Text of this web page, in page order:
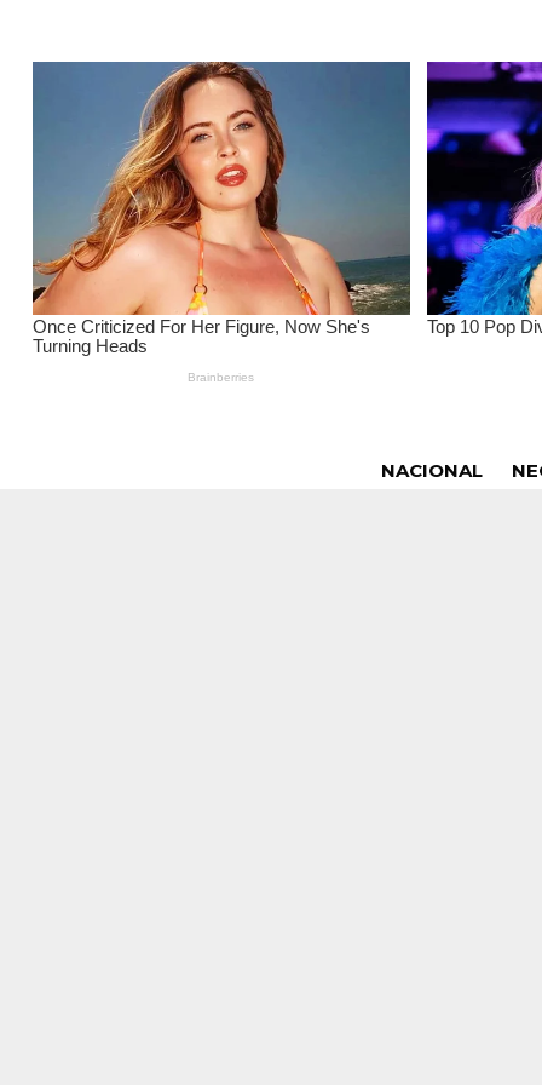
NACIONAL